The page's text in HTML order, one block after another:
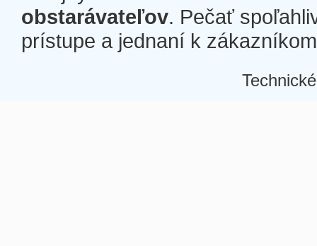
obstarávateľov. Pečať
prístupe a jednaní k